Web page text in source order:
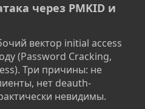
через PMKID и
вектор initial access
(Password Cracking,
Три причины: не
нет deauth-
невидимы.